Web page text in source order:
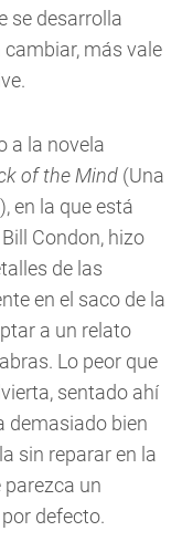
se desarrolla
más vale
a la novela
of the Mind (Una
en la que está
Condon, hizo
de las
en el saco de la
a un relato
Lo peor que
sentado ahí
demasiado bien
sin reparar en la
parezca un
defecto.